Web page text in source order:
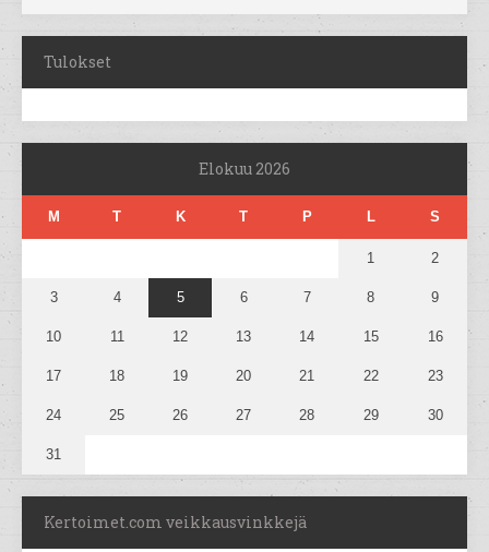
Tulokset
Elokuu 2026
M T K T P L S
1 2
3 4 5 6 7 8 9
10 11 12 13 14 15 16
17 18 19 20 21 22 23
24 25 26 27 28 29 30
31
Kertoimet.com veikkausvinkkejä